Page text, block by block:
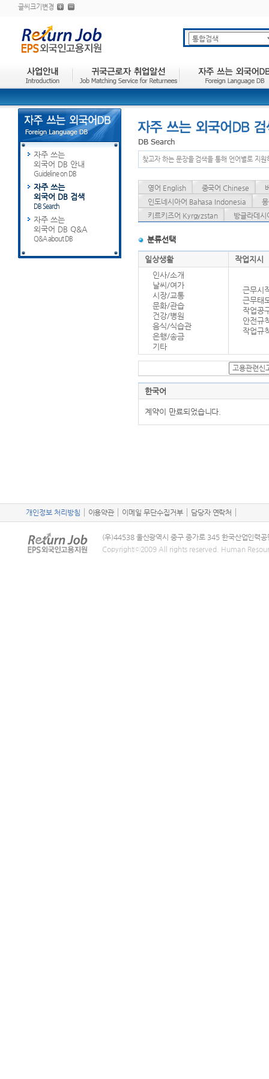
글씨크기변경
자주 쓰는
외국어 DB 안내
Guideline on DB
자주 쓰는
외국어 DB 검색
DB Search
자주 쓰는
외국어 DB Q&A
Q&A about DB
찾고자 하는 문장을 검색을 통해 언어별로 지원
영어 English 중국어 Chinese
인도네시아어 Bahasa Indonesia
키르키즈어 Kyrgyzstan
방글라데
분류선택
일상생활
작업지시
인사/소개
날씨/여가
시장/교통
문화/관습
건강/병원
음식/식습관
은행/송금
기타
근무시
근무태
작업공
안전규
작업규
한국어
계약이 만료되었습니다.
개인정보 처리방침 이용약관 이메일 무단수집거부 담당자 연락처
(우)44538 울산광역시 중구 종가로 345 한국산업인력공
Copyrightⓒ2009 All rights reserved. Human